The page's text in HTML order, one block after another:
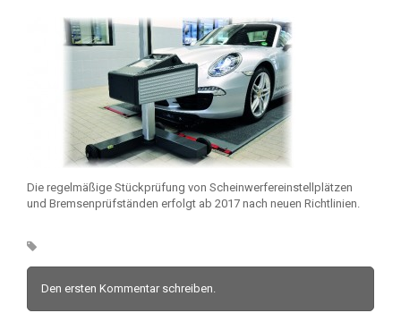
Die regelmäßige Stückprüfung von Scheinwerfereinstellplätzen
und Bremsenprüfständen erfolgt ab 2017 nach neuen Richtlinien.
Den ersten Kommentar schreiben.